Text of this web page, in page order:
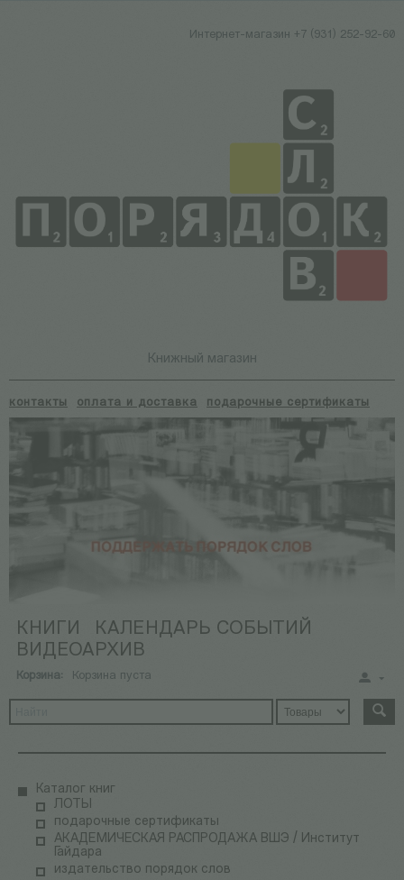
Интернет-магазин +7 (931) 252-92-60
Книжный магазин
контакты оплата и доставка подарочные сертификаты
КНИГИ
КАЛЕНДАРЬ СОБЫТИЙ
ВИДЕОАРХИВ
Корзина: Корзина пуста
Каталог книг
ЛОТЫ
подарочные сертификаты
АКАДЕМИЧЕСКАЯ РАСПРОДАЖА ВШЭ / Институт
Гайдара
издательство порядок слов